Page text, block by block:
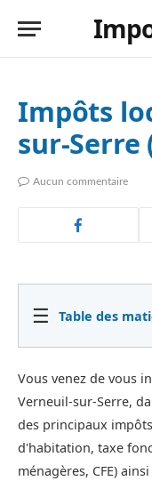
Impôts
sur-Serre
Aucun commentaire
☰ Table des
Vous venez de vous
Verneuil-sur-Serre,
des principaux
d'habitation, taxe
ménagères, CFE)